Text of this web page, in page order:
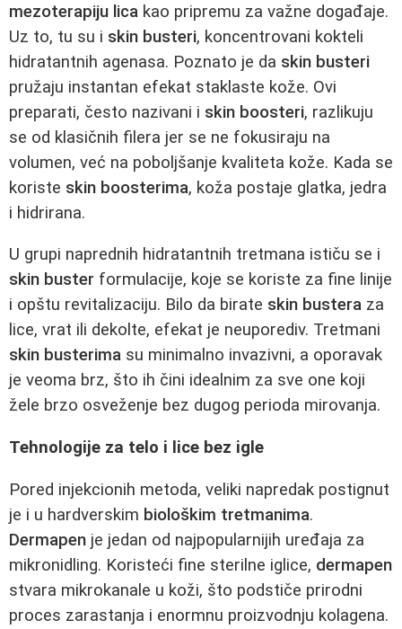
mezoterapiju lica kao pripremu za važne događaje.
Uz to, tu su i skin busteri, koncentrovani kokteli
hidratantnih agenasa. Poznato je da skin busteri
pružaju instantan efekat staklaste kože. Ovi
preparati, često nazivani i skin boosteri, razlikuju
se od klasičnih filera jer se ne fokusiraju na
volumen, već na poboljšanje kvaliteta kože. Kada se
koriste skin boosterima, koža postaje glatka, jedra
i hidrirana.
U grupi naprednih hidratantnih tretmana ističu se i
skin buster formulacije, koje se koriste za fine linije
i opštu revitalizaciju. Bilo da birate skin bustera za
lice, vrat ili dekolte, efekat je neuporediv. Tretmani
skin busterima su minimalno invazivni, a oporavak
je veoma brz, što ih čini idealnim za sve one koji
žele brzo osveženje bez dugog perioda mirovanja.
Tehnologije za telo i lice bez igle
Pored injekcionih metoda, veliki napredak postignut
je i u hardverskim biološkim tretmanima.
Dermapen je jedan od najpopularnijih uređaja za
mikronidling. Koristeći fine sterilne iglice, dermapen
stvara mikrokanale u koži, što podstiče prirodni
proces zarastanja i enormnu proizvodnju kolagena.